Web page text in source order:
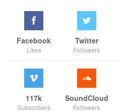
Facebook
Likes
Twitter
Followers
117k
Subscribers
SoundCloud
Followers